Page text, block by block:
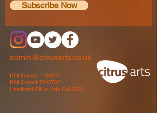
Subscribe Now
admin@citrusarts.co.uk
Rhif Elusen: 1188670
Rhif Cwmni: 7840762
Hawlfraint Citrus Arts Cyf 2020